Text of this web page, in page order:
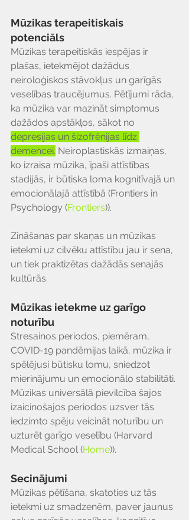
Mūzikas terapeitiskais
potenciāls
Mūzikas terapeitiskās iespējas ir
plašas, ietekmējot dažādus
neiroloģiskos stāvokļus un garīgās
veselības traucējumus. Pētījumi rāda,
ka mūzika var mazināt simptomus
dažādos apstākļos, sākot no
depresijas un šizofrēnijas līdz
demencei. Neiroplastiskās izmaiņas,
ko izraisa mūzika, īpaši attīstības
stadijās, ir būtiska loma kognitīvajā un
emocionālajā attīstībā (Frontiers in
Psychology​ (Frontiers)​).
Zināšanas par skaņas un mūzikas
ietekmi uz cilvēku attīstību jau ir sena,
un tiek praktizētas dažādās senajās
kultūrās.
Mūzikas ietekme uz garīgo
noturību
Stresainos periodos, piemēram,
COVID-19 pandēmijas laikā, mūzika ir
spēlējusi būtisku lomu, sniedzot
mierinājumu un emocionālo stabilitāti.
Mūzikas universālā pievilcība šajos
izaicinošajos periodos uzsver tās
iedzimto spēju veicināt noturību un
uzturēt garīgo veselību (Harvard
Medical School​ (Home)​).
Secinājumi
Mūzikas pētīšana, skatoties uz tās
ietekmi uz smadzenēm, paver jaunus